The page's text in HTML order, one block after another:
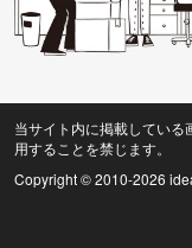
当サイト内に掲載してい
用することを禁じます。
Copyright © 2010-2026